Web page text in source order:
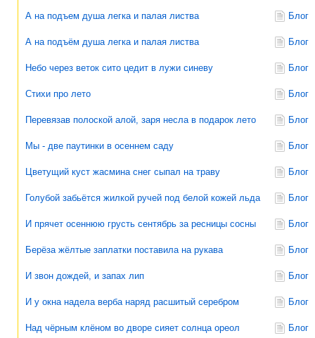
А на подъем душа легка и палая листва Блог
А на подъём душа легка и палая листва Блог
Небо через веток сито цедит в лужи синеву Блог
Стихи про лето Блог
Перевязав полоской алой, заря несла в подарок лето Блог
Мы - две паутинки в осеннем саду Блог
Цветущий куст жасмина снег сыпал на траву Блог
Голубой забьётся жилкой ручей под белой кожей льда Блог
И прячет осеннюю грусть сентябрь за ресницы сосны Блог
Берёза жёлтые заплатки поставила на рукава Блог
И звон дождей, и запах лип Блог
И у окна надела верба наряд расшитый серебром Блог
Над чёрным клёном во дворе сияет солнца ореол Блог